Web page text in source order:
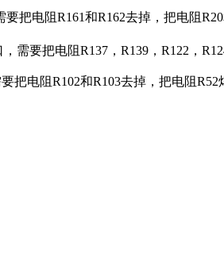
把电阻R161和R162去掉，把电阻
要把电阻R137，R139，R122，
电阻R102和R103去掉，把电阻R52